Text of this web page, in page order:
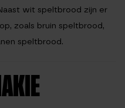
wit speltbrood zijn er
zoals bruin speltbrood,
speltbrood.